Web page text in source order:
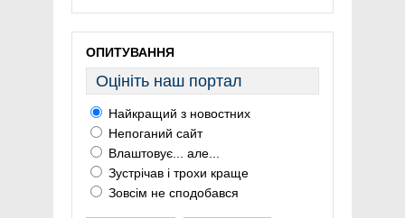
ОПИТУВАННЯ
Оцініть наш портал
Найкращий з новостних
Непоганий сайт
Влаштовує... але...
Зустрічав і трохи краще
Зовсім не сподобався